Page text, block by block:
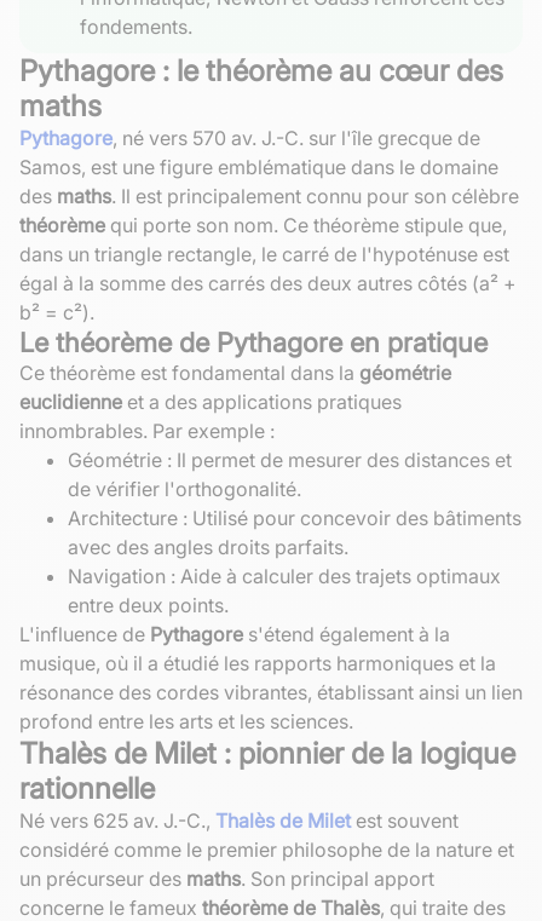
fondements.
Pythagore : le théorème au cœur des
maths
Pythagore, né vers 570 av. J.-C. sur l'île grecque de
Samos, est une figure emblématique dans le domaine
des maths. Il est principalement connu pour son célèbre
théorème qui porte son nom. Ce théorème stipule que,
dans un triangle rectangle, le carré de l'hypoténuse est
égal à la somme des carrés des deux autres côtés (a² +
b² = c²).
Le théorème de Pythagore en pratique
Ce théorème est fondamental dans la géométrie
euclidienne et a des applications pratiques
innombrables. Par exemple :
Géométrie : Il permet de mesurer des distances et
de vérifier l'orthogonalité.
Architecture : Utilisé pour concevoir des bâtiments
avec des angles droits parfaits.
Navigation : Aide à calculer des trajets optimaux
entre deux points.
L'influence de Pythagore s'étend également à la
musique, où il a étudié les rapports harmoniques et la
résonance des cordes vibrantes, établissant ainsi un lien
profond entre les arts et les sciences.
Thalès de Milet : pionnier de la logique
rationnelle
Né vers 625 av. J.-C., Thalès de Miletest souvent
considéré comme le premier philosophe de la nature et
un précurseur des maths. Son principal apport
concerne le fameux théorème de Thalès, qui traite des